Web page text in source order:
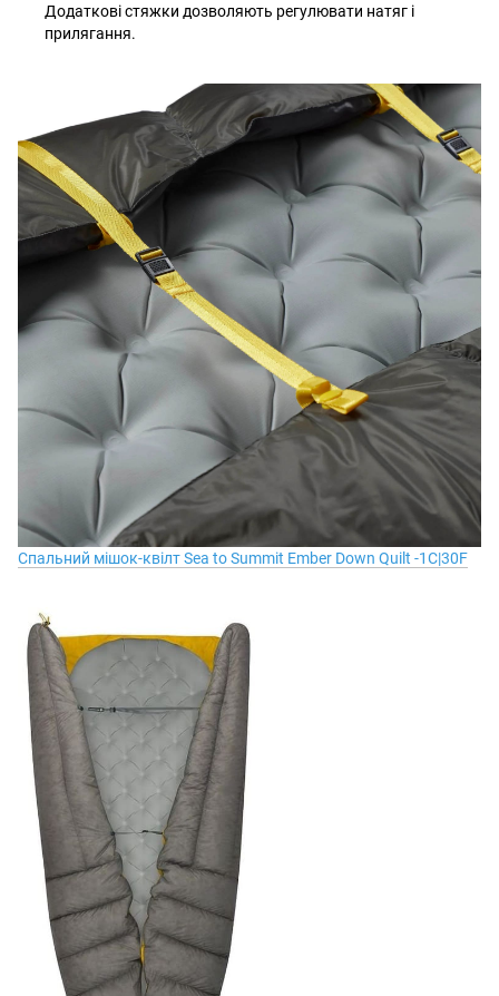
Додаткові стяжки дозволяють регулювати натяг і
прилягання.
Спальний мішок-квілт Sea to Summit Ember Down Quilt -1C|30F